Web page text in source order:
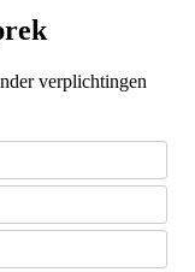
verplichtingen